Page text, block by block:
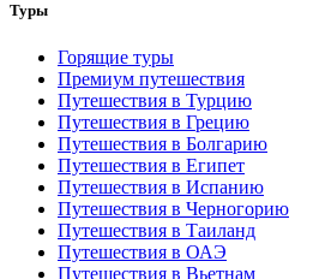
Туры
Горящие туры
Премиум путешествия
Путешествия в Турцию
Путешествия в Грецию
Путешествия в Болгарию
Путешествия в Египет
Путешествия в Испанию
Путешествия в Черногорию
Путешествия в Таиланд
Путешествия в ОАЭ
Путешествия в Вьетнам